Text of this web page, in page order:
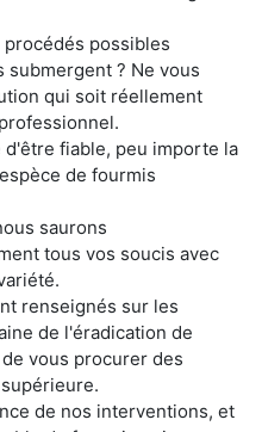
procédés possibles
? Ne vous
qui soit réellement
fiable, peu importe la
de fourmis
saurons
tous vos soucis avec
renseignés sur les
de l'éradication de
vous procurer des
de nos interventions, et